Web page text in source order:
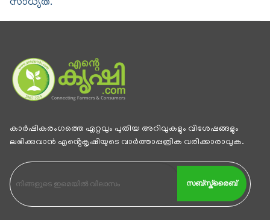
സാധ്യത.
കാര്‍ഷികരംഗത്തെ ഏറ്റവും പുതിയ അറിവുകളും വിശേഷങ്ങളും
ലഭിക്കുവാന്‍ എൻ്റെകൃഷിയുടെ വാര്‍ത്താപ്പത്രിക വരിക്കാരാവുക.
സബ്സ്ക്രൈബ്